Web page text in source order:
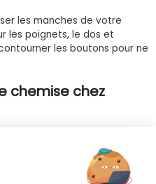
les manches de votre
les poignets, le dos et
les boutons pour ne
chemise chez
à la pointe de la
sportive, la chemise évoque
masculines.